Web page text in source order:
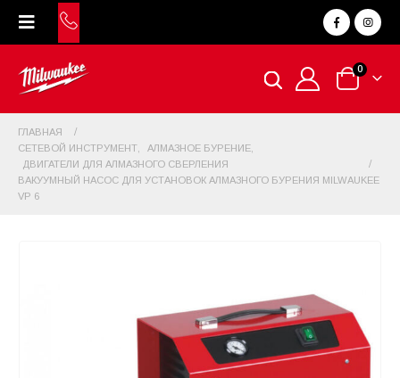
0
ГЛАВНАЯ
СЕТЕВОЙ ИНСТРУМЕНТ
АЛМАЗНОЕ БУРЕНИЕ
ДВИГАТЕЛИ ДЛЯ АЛМАЗНОГО СВЕРЛЕНИЯ
ВАКУУМНЫЙ НАСОС ДЛЯ УСТАНОВОК АЛМАЗНОГО БУРЕНИЯ MILWAUKEE
VP 6